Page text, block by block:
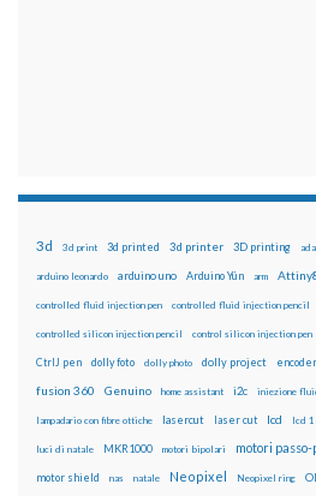
3d 3d print 3d printed 3d printer 3D printing
arduino leonardo arduino uno Arduino Yún arm
controlled fluid injection pen controlled fluid injection pencil
controlled silicon injection pencil control silicon injection pen
CtrlJ pen dolly foto dolly photo dolly project encoder
fusion 360 Genuino home assistant i2c iniezione
lampadario con fibre ottiche lasercut laser cut lcd lcd
luci di natale MKR1000 motori bipolari motori passo-
motor shield nas natale Neopixel Neopixel ring